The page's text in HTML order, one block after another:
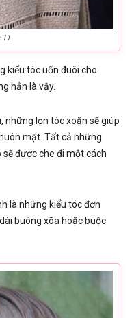
11
kiểu tóc uốn đuôi cho
hẳn là vậy.
những lọn tóc xoăn sẽ giúp
mặt. Tất cả những
được che đi một cách
là những kiểu tóc đơn
buông xõa hoặc buộc